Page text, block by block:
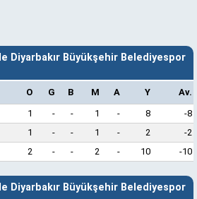
Diyarbakır Büyükşehir Belediyespor
O G B M A Y
Av.
1 - - 1 - 8
-8
1 - - 1 - 2
-2
2 - - 2 - 10 -10
Diyarbakır Büyükşehir Belediyespor